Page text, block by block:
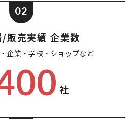
02
/販売実績 企業数
企業・学校・ショップなど
社